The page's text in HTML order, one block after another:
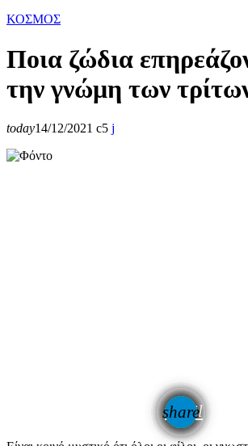
ΚΟΣΜΟΣ
Ποια ζώδια
την γνώμη των
today14/12/2021 5
share
email